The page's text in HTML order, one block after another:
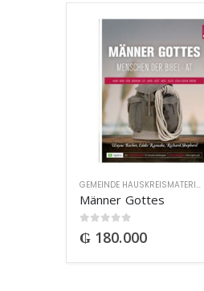
GEMEINDE HAUSKREISMATERIAL
Männer Gottes
0out of 5
₲ 180.000